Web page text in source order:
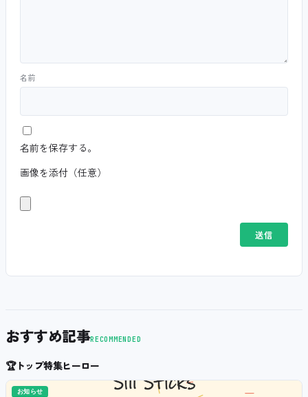
名前
名前を保存する。
画像を添付（任意）
おすすめ記事RECOMMENDED
🏆トップ特集ヒーロー
お知らせ